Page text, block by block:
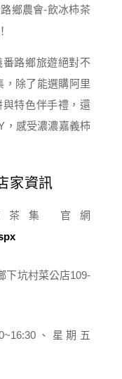
路鄉旅遊絕對不
，除了能選購阿里
特色伴手禮，還
，感受濃濃嘉義柿
家資訊
茶集 官網
下坑村菜公店109-
、星期五